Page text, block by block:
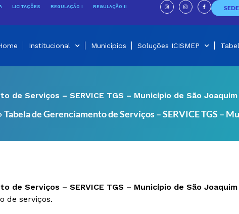
LICITAÇÕES REGULAÇÃO I REGULAÇÃO II
I
n
s
t
g
I
n
s
t
g
F
a
c
e
o
Institucional Municípios Soluções ICISMEP
de Serviços – SERVICE TGS – Município de São
Tabela de Gerenciamento de Serviços – SERVICE TGS –
de Serviços – SERVICE TGS – Município de São
de serviços.